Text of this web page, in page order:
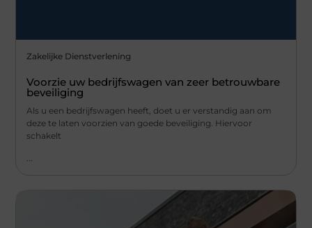
Zakelijke Dienstverlening
Voorzie uw bedrijfswagen van zeer betrouwbare
beveiliging
Als u een bedrijfswagen heeft, doet u er verstandig aan om
deze te laten voorzien van goede beveiliging. Hiervoor
schakelt
...